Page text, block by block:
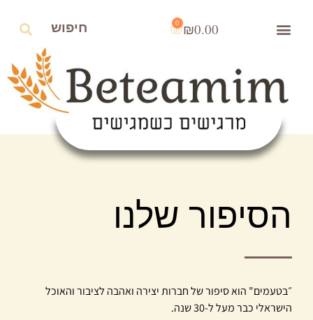
₪0.00
0
הסיפור שלנו
״בטעמים" הוא סיפור של חברות יצירה ואהבה לציבור והאוכל
הישראלי כבר מעל ל-30 שנה.